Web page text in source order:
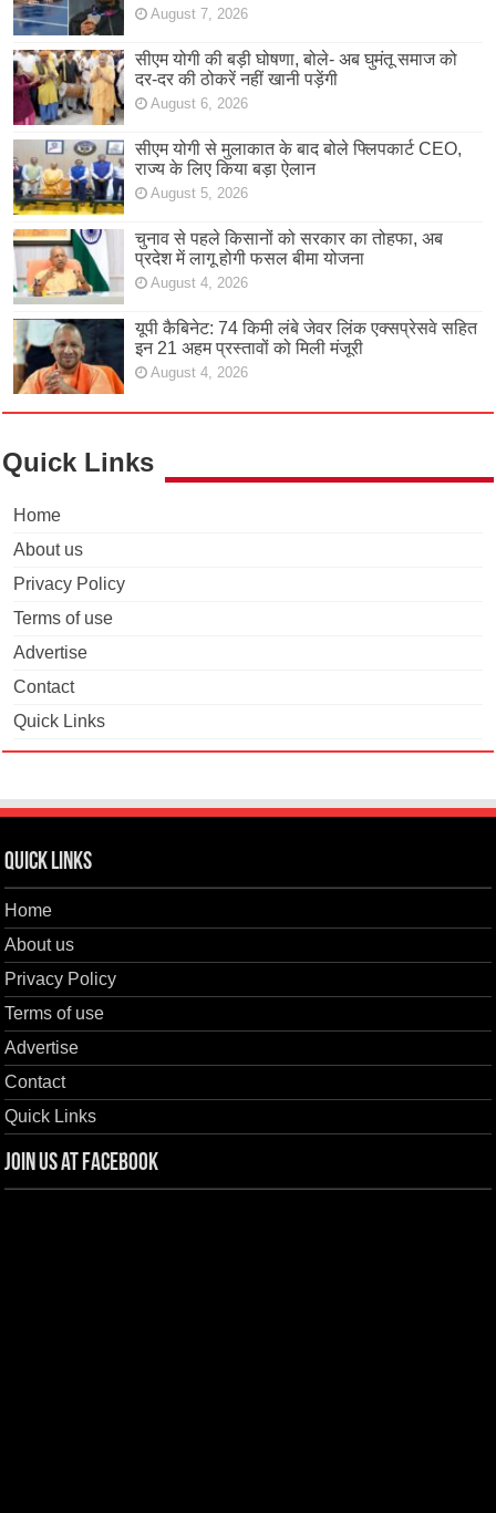
August 7, 2026
सीएम योगी की बड़ी घोषणा, बोले- अब घुमंतू समाज को
दर-दर की ठोकरें नहीं खानी पड़ेंगी
August 6, 2026
सीएम योगी से मुलाकात के बाद बोले फ्लिपकार्ट CEO,
राज्य के लिए किया बड़ा ऐलान
August 5, 2026
चुनाव से पहले किसानों को सरकार का तोहफा, अब
प्रदेश में लागू होगी फसल बीमा योजना
August 4, 2026
यूपी कैबिनेट: 74 किमी लंबे जेवर लिंक एक्सप्रेसवे सहित
इन 21 अहम प्रस्तावों को मिली मंजूरी
August 4, 2026
Quick Links
Home
About us
Privacy Policy
Terms of use
Advertise
Contact
Quick Links
Quick Links
Home
About us
Privacy Policy
Terms of use
Advertise
Contact
Quick Links
Join us at Facebook